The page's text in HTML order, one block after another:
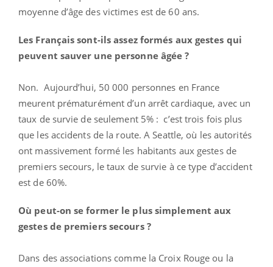
moyenne d’âge des victimes est de 60 ans.
Les Français sont-ils assez formés aux gestes qui
peuvent sauver une personne âgée ?
Non. Aujourd’hui, 50 000 personnes en France
meurent prématurément d’un arrêt cardiaque, avec un
taux de survie de seulement 5% : c’est trois fois plus
que les accidents de la route. A Seattle, où les autorités
ont massivement formé les habitants aux gestes de
premiers secours, le taux de survie à ce type d’accident
est de 60%.
Où peut-on se former le plus simplement aux
gestes de premiers secours ?
Dans des associations comme la Croix Rouge ou la